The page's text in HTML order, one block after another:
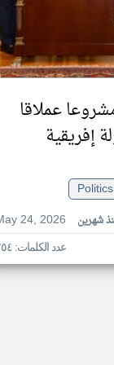
عملاقا
إفريقية
Politics
24, 2026
شهرين
عدد الكلمات: ٢٥٤